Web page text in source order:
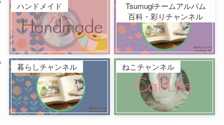
ハンドメイド
Tsumugiチームアルバム
百科・彩りチャンネル
暮らしチャンネル ねこチャンネル